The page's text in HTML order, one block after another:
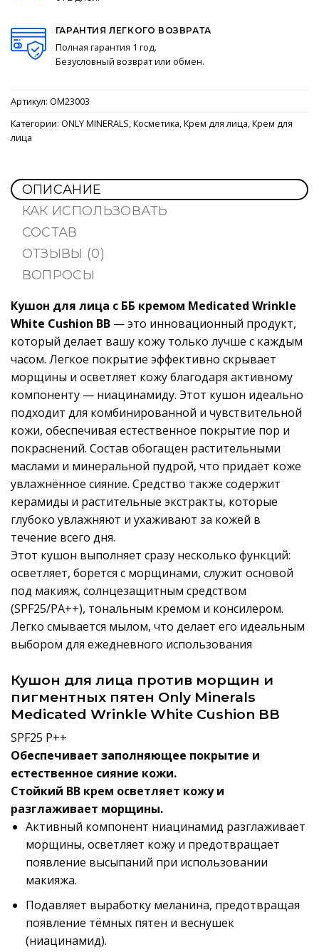
ГАРАНТИЯ ЛЕГКОГО ВОЗВРАТА
Полная гарантия 1 год.
Безусловный возврат или обмен.
Артикул: OM23003
Категории: ONLY MINERALS,Косметика,Крем для лица,Крем для
лица
ОПИСАНИЕ
КАК ИСПОЛЬЗОВАТЬ
СОСТАВ
ОТЗЫВЫ (0)
ВОПРОСЫ
Кушон для лица с ББ кремом Medicated Wrinkle
White Cushion BB — это инновационный продукт,
который делает вашу кожу только лучше с каждым
часом. Легкое покрытие эффективно скрывает
морщины и осветляет кожу благодаря активному
компоненту — ниацинамиду. Этот кушон идеально
подходит для комбинированной и чувствительной
кожи, обеспечивая естественное покрытие пор и
покраснений. Состав обогащен растительными
маслами и минеральной пудрой, что придаёт коже
увлажнённое сияние. Средство также содержит
керамиды и растительные экстракты, которые
глубоко увлажняют и ухаживают за кожей в
течение всего дня.
Этот кушон выполняет сразу несколько функций:
осветляет, борется с морщинами, служит основой
под макияж, солнцезащитным средством
(SPF25/PA++), тональным кремом и консилером.
Легко смывается мылом, что делает его идеальным
выбором для ежедневного использования
Кушон для лица против морщин и
пигментных пятен Only Minerals
Medicated Wrinkle White Cushion BB
SPF25 P++
Обеспечивает заполняющее покрытие и
естественное сияние кожи.
Стойкий BB крем осветляет кожу и
разглаживает морщины.
Активный компонент ниацинамид разглаживает
морщины, осветляет кожу и предотвращает
появление высыпаний при использовании
макияжа.
Подавляет выработку меланина, предотвращая
появление тёмных пятен и веснушек
(ниацинамид).